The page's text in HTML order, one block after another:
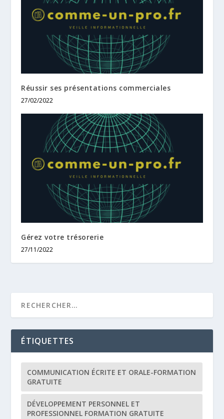
Réussir ses présentations commerciales
27/02/2022
Gérez votre trésorerie
27/11/2022
ÉTIQUETTES
COMMUNICATION ÉCRITE ET ORALE-FORMATION
GRATUITE
DÉVELOPPEMENT PERSONNEL ET
PROFESSIONNEL FORMATION GRATUITE